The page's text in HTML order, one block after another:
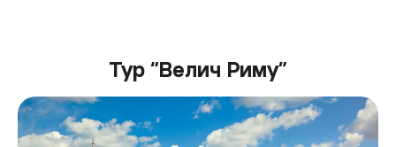
Тур “Велич Риму”